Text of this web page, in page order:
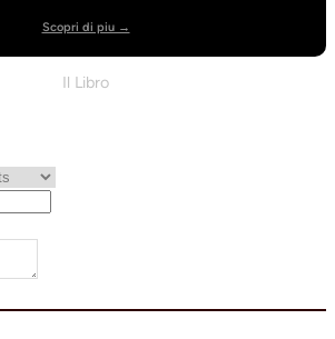
Scopri di piu →
Il Libro